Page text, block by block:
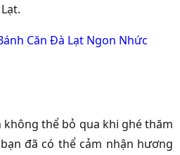
Căn Đà Lạt Ngon Nhức
thể bỏ qua khi ghé thăm
đã có thể cảm nhận hương